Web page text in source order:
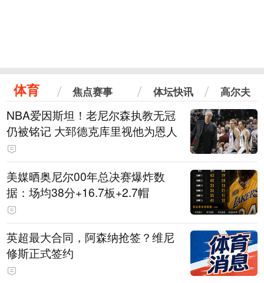
体育 焦点赛事 体坛快讯 高尔夫
NBA爱因斯坦！老尼尔森执教无冠
仍被铭记 大郅德克库里视他为恩人
美媒晒奥尼尔00年总决赛爆炸数
据：场均38分+16.7板+2.7帽
英超最大合同，阿森纳抢签？维尼
修斯正式签约